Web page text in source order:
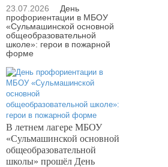
23.07.2026
День
профориентации в МБОУ
«Сульмашинской основной
общеобразовательной
школе»: герои в пожарной
форме
В летнем лагере МБОУ
«Сульмашинской основной
общеобразовательной
школы» прошёл День